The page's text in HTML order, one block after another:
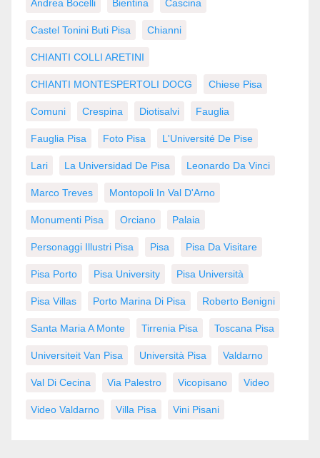
Andrea Bocelli Bientina Cascina
Castel Tonini Buti Pisa Chianni
CHIANTI COLLI ARETINI
CHIANTI MONTESPERTOLI DOCG Chiese Pisa
Comuni Crespina Diotisalvi Fauglia
Fauglia Pisa Foto Pisa L'Université De Pise
Lari La Universidad De Pisa Leonardo Da Vinci
Marco Treves Montopoli In Val D'Arno
Monumenti Pisa Orciano Palaia
Personaggi Illustri Pisa Pisa Pisa Da Visitare
Pisa Porto Pisa University Pisa Università
Pisa Villas Porto Marina Di Pisa Roberto Benigni
Santa Maria A Monte Tirrenia Pisa Toscana Pisa
Universiteit Van Pisa Università Pisa Valdarno
Val Di Cecina Via Palestro Vicopisano Video
Video Valdarno Villa Pisa Vini Pisani